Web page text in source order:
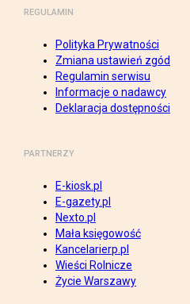
REGULAMIN
Polityka Prywatności
Zmiana ustawień zgód
Regulamin serwisu
Informacje o nadawcy
Deklaracja dostępności
PARTNERZY
E-kiosk.pl
E-gazety.pl
Nexto.pl
Mała księgowość
Kancelarierp.pl
Wieści Rolnicze
Życie Warszawy